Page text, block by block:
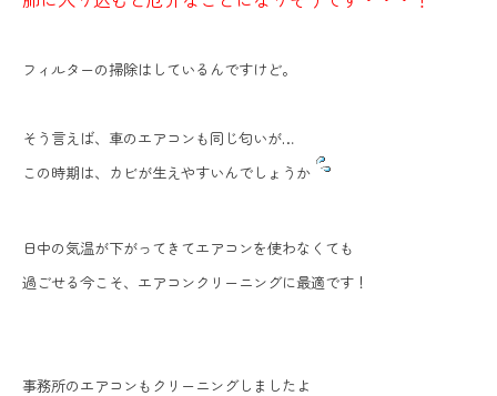
フィルターの掃除はしているんですけど。
そう言えば、車のエアコンも同じ匂いが…
この時期は、カビが生えやすいんでしょうか
日中の気温が下がってきてエアコンを使わなくても
過ごせる今こそ、エアコンクリーニングに最適です！
事務所のエアコンもクリーニングしましたよ